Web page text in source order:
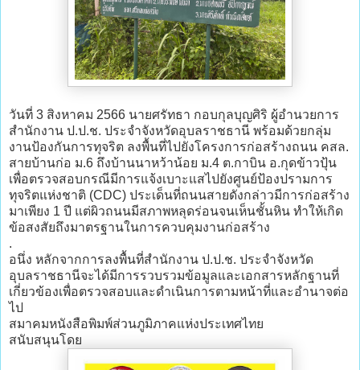
วันที่ 3 สิงหาคม 2566 นายศรัทธา กอบกุลบุญศิริ ผู้อำนวยการ
สำนักงาน ป.ป.ช. ประจำจังหวัดอุบลราชธานี พร้อมด้วยกลุ่ม
งานป้องกันการทุจริต ลงพื้นที่ไปยังโครงการก่อสร้างถนน คสล.
สายบ้านก่อ ม.6 ถึงบ้านนาหว้าน้อย ม.4 ต.กาบิน อ.กุดข้าวปุ้น
เพื่อตรวจสอบกรณีมีการแจ้งเบาะแสไปยังศูนย์ป้องปรามการ
ทุจริตแห่งชาติ (CDC) ประเด็นที่ถนนสายดังกล่าวมีการก่อสร้าง
มาเพียง 1 ปี แต่ผิวถนนมีสภาพหลุดร่อนจนเห็นชั้นหิน ทำให้เกิด
ข้อสงสัยถึงมาตรฐานในการควบคุมงานก่อสร้าง
.
อนึ่ง หลักจากการลงพื้นที่สำนักงาน ป.ป.ช. ประจำจังหวัด
อุบลราชธานีจะได้มีการรวบรวมข้อมูลและเอกสารหลักฐานที่
เกี่ยวข้องเพื่อตรวจสอบและดำเนินการตามหน้าที่และอำนาจต่อ
ไป
สมาคมหนังสือพิมพ์ส่วนภูมิภาคแห่งประเทศไทย
สนับสนุนโดย